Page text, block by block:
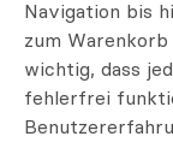
Navigation bis
zum
wichtig, dass
fehlerfrei